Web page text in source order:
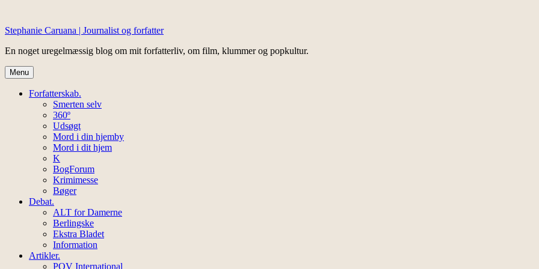
content
Stephanie Caruana | Journalist og forfatter
En noget uregelmæssig blog om mit forfatterliv, om film, klummer og popkultur.
Menu
Forfatterskab.
Smerten selv
360º
Udsøgt
Mord i din hjemby
Mord i dit hjem
K
BogForum
Krimimesse
Bøger
Debat.
ALT for Damerne
Berlingske
Ekstra Bladet
Information
Artikler.
POV International